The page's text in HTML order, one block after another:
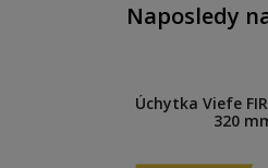
Naposledy
Úchytka Viefe
320